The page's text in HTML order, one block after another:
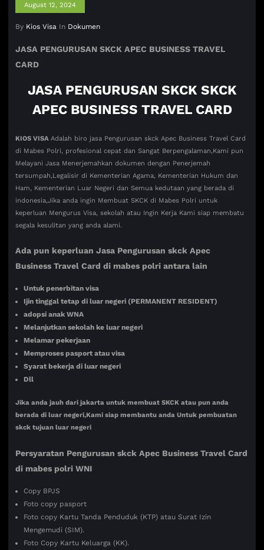
August 12, 2024
By Kios Visa In Dokumen
JASA PENGURUSAN SKCK APEC BUSINESS TRAVEL
CARD
JASA PENGURUSAN SKCK SKCK
APEC BUSINESS TRAVEL CARD
KIOS VISAAdalah biro jasa Pengurusan skck Apec Business Travel Card
di Mabes Polri, profesional cepat dan Sangat Berpengalaman,Kami pun
Melayani Jasa Menerjemahkan dokumen dengan Penerjemah
tersumpah,Legalisir di Kementerian Agama, Kementerian Hukum dan
Ham, Kementerian Luar Negeri dan Semua kedutaan yang berada di
indonesia,Jika anda ingin Membuat SKCK di Mabes Polri untuk
keperluan Mengurus Visa, sekolah atau Ingin Kerja Kami siap membatu
segala kesulitan yang anda alami.
Ada pun keperluan Jasa Pengurusan skck Apec
Business Travel Card di mabes polriantara lain
Untuk penerbitan visa
Ijin tinggal tetap di luar negeri (PERMANENT RESIDENT)
adopsi anak WNA
Melanjutkan sekolah ke luar negeri
Melamar pekerjaan
Memproses pasport atau visa
Syarat bekerja di luar negeri
Dll
Jika anda jauh dari jakarta untuk membuat SKCK atau pun anda
berada di luar negeri,Kami siap membantu anda Untuk pembuatan
skck tujuan luar negeri
Persyaratan Pengurusan skck Apec Business Travel Card
di mabes polriWNI
Copy BPJS
Foto copy pasport
Foto copy Kartu Tanda Penduduk (KTP) atau Surat Izin
Mengemudi (SIM).
Foto Copy Kartu Keluarga (KK).